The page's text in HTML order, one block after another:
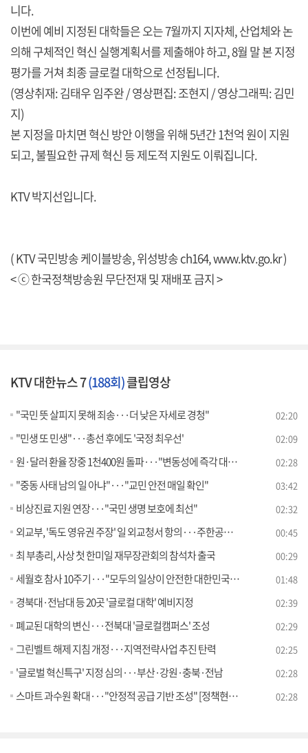
니다.
이번에 예비 지정된 대학들은 오는 7월까지 지자체, 산업체와 논
의해 구체적인 혁신 실행계획서를 제출해야 하고, 8월 말 본 지정
평가를 거쳐 최종 글로컬 대학으로 선정됩니다.
(영상취재: 김태우 임주완 / 영상편집: 조현지 / 영상그래픽: 김민
지)
본 지정을 마치면 혁신 방안 이행을 위해 5년간 1천억 원이 지원
되고, 불필요한 규제 혁신 등 제도적 지원도 이뤄집니다.
KTV 박지선입니다.
( KTV 국민방송 케이블방송, 위성방송 ch164,www.ktv.go.kr)
< ⓒ 한국정책방송원 무단전재 및 재배포 금지 >
KTV 대한뉴스 7(188회)클립영상
"국민 뜻 살피지 못해 죄송···더 낮은 자세로 경청" 02:20
"민생 또 민생"···총선 후에도 '국정 최우선' 02:09
원·달러 환율 장중 1천400원 돌파···"변동성에 즉각 대응" 02:28
"중동 사태 남의 일 아냐"···"교민 안전 매일 확인" 03:42
비상진료 지원 연장···"국민 생명 보호에 최선" 02:32
외교부, '독도 영유권 주장' 일 외교청서 항의···주한공사 초치 00:45
최 부총리, 사상 첫 한미일 재무장관회의 참석차 출국 00:29
세월호 참사 10주기···"모두의 일상이 안전한 대한민국으로" 01:48
경북대·전남대 등 20곳 '글로컬 대학' 예비지정 02:39
폐교된 대학의 변신···전북대 '글로컬캠퍼스' 조성 02:29
그린벨트 해제 지침 개정···지역전략사업 추진 탄력 02:25
'글로벌 혁신특구' 지정 심의···부산·강원·충북·전남 02:28
스마트 과수원 확대···"안정적 공급 기반 조성" [정책현장+] 02:28